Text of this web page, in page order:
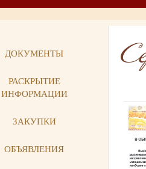
ДОКУМЕНТЫ
РАСКРЫТИЕ
ИНФОРМАЦИИ
ЗАКУПКИ
ОБЪЯВЛЕНИЯ